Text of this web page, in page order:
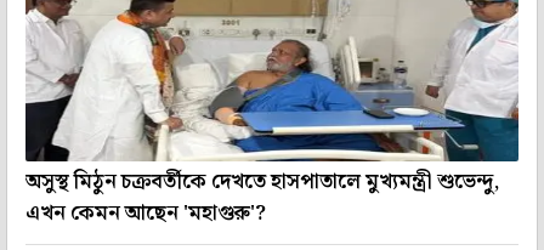
অসুস্থ মিঠুন চক্রবর্তীকে দেখতে হাসপাতালে মুখ্যমন্ত্রী শুভেন্দু,
এখন কেমন আছেন 'মহাগুরু'?